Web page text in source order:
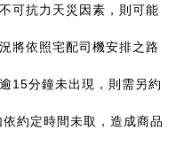
可抗力天災因素，則可能
將依照宅配司機安排之路
15分鐘未出現，則需另約
約定時間未取，造成商品